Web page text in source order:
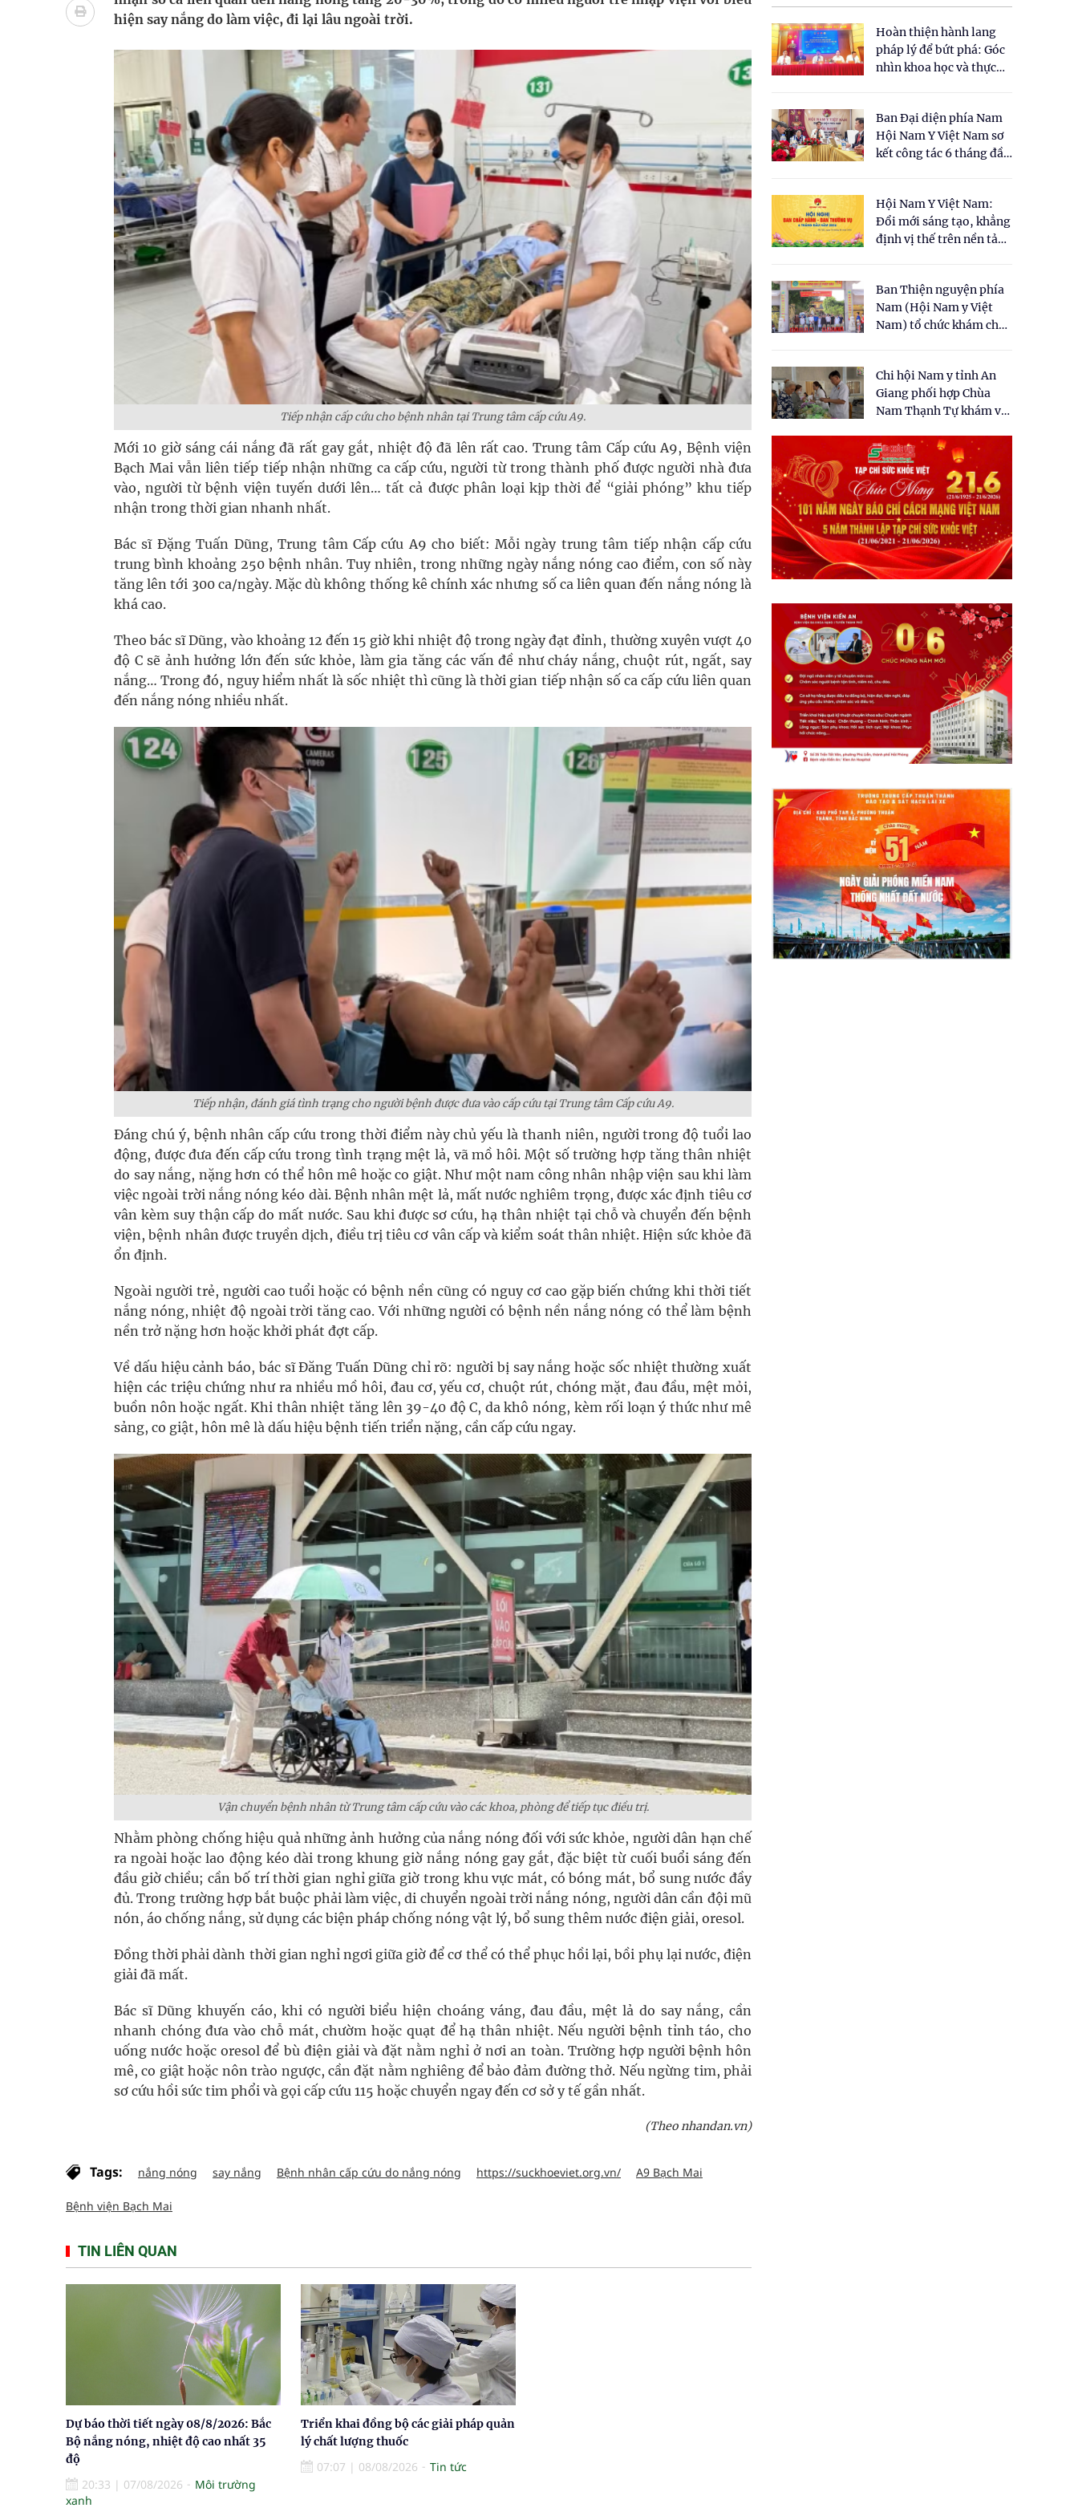
Nhiều lợi thế để nâng chất lượng y tế
Tầm soát sớm ung thư vú giúp cứu sống hàng nghìn phụ nữ mỗi năm
Giải pháp nâng cao thị lực thời hiện đại
hiện say nắng do làm việc, đi lại lâu ngoài trời.
Tiếp nhận cấp cứu cho bệnh nhân tại Trung tâm cấp cứu A9.
Mới 10 giờ sáng cái nắng đã rất gay gắt, nhiệt độ đã lên rất cao. Trung tâm Cấp cứu A9, Bệnh viện
Bạch Mai vẫn liên tiếp tiếp nhận những ca cấp cứu, người từ trong thành phố được người nhà đưa
vào, người từ bệnh viện tuyến dưới lên… tất cả được phân loại kịp thời để “giải phóng” khu tiếp
nhận trong thời gian nhanh nhất.
Bác sĩ Đặng Tuấn Dũng, Trung tâm Cấp cứu A9 cho biết: Mỗi ngày trung tâm tiếp nhận cấp cứu
trung bình khoảng 250 bệnh nhân. Tuy nhiên, trong những ngày nắng nóng cao điểm, con số này
tăng lên tới 300 ca/ngày. Mặc dù không thống kê chính xác nhưng số ca liên quan đến nắng nóng là
khá cao.
Theo bác sĩ Dũng, vào khoảng 12 đến 15 giờ khi nhiệt độ trong ngày đạt đỉnh, thường xuyên vượt 40
độ C sẽ ảnh hưởng lớn đến sức khỏe, làm gia tăng các vấn đề như cháy nắng, chuột rút, ngất, say
nắng… Trong đó, nguy hiểm nhất là sốc nhiệt thì cũng là thời gian tiếp nhận số ca cấp cứu liên quan
đến nắng nóng nhiều nhất.
Tiếp nhận, đánh giá tình trạng cho người bệnh được đưa vào cấp cứu tại Trung tâm Cấp cứu A9.
Đáng chú ý, bệnh nhân cấp cứu trong thời điểm này chủ yếu là thanh niên, người trong độ tuổi lao
động, được đưa đến cấp cứu trong tình trạng mệt lả, vã mồ hôi. Một số trường hợp tăng thân nhiệt
do say nắng, nặng hơn có thể hôn mê hoặc co giật. Như một nam công nhân nhập viện sau khi làm
việc ngoài trời nắng nóng kéo dài. Bệnh nhân mệt lả, mất nước nghiêm trọng, được xác định tiêu cơ
vân kèm suy thận cấp do mất nước. Sau khi được sơ cứu, hạ thân nhiệt tại chỗ và chuyển đến bệnh
viện, bệnh nhân được truyền dịch, điều trị tiêu cơ vân cấp và kiểm soát thân nhiệt. Hiện sức khỏe đã
ổn định.
Ngoài người trẻ, người cao tuổi hoặc có bệnh nền cũng có nguy cơ cao gặp biến chứng khi thời tiết
nắng nóng, nhiệt độ ngoài trời tăng cao. Với những người có bệnh nền nắng nóng có thể làm bệnh
nền trở nặng hơn hoặc khởi phát đợt cấp.
Về dấu hiệu cảnh báo, bác sĩ Đăng Tuấn Dũng chỉ rõ: người bị say nắng hoặc sốc nhiệt thường xuất
hiện các triệu chứng như ra nhiều mồ hôi, đau cơ, yếu cơ, chuột rút, chóng mặt, đau đầu, mệt mỏi,
buồn nôn hoặc ngất. Khi thân nhiệt tăng lên 39-40 độ C, da khô nóng, kèm rối loạn ý thức như mê
sảng, co giật, hôn mê là dấu hiệu bệnh tiến triển nặng, cần cấp cứu ngay.
Vận chuyển bệnh nhân từ Trung tâm cấp cứu vào các khoa, phòng để tiếp tục điều trị.
Nhằm phòng chống hiệu quả những ảnh hưởng của nắng nóng đối với sức khỏe, người dân hạn chế
ra ngoài hoặc lao động kéo dài trong khung giờ nắng nóng gay gắt, đặc biệt từ cuối buổi sáng đến
đầu giờ chiều; cần bố trí thời gian nghỉ giữa giờ trong khu vực mát, có bóng mát, bổ sung nước đầy
đủ. Trong trường hợp bắt buộc phải làm việc, di chuyển ngoài trời nắng nóng, người dân cần đội mũ
nón, áo chống nắng, sử dụng các biện pháp chống nóng vật lý, bổ sung thêm nước điện giải, oresol.
Đồng thời phải dành thời gian nghỉ ngơi giữa giờ để cơ thể có thể phục hồi lại, bồi phụ lại nước, điện
giải đã mất.
Bác sĩ Dũng khuyến cáo, khi có người biểu hiện choáng váng, đau đầu, mệt lả do say nắng, cần
nhanh chóng đưa vào chỗ mát, chườm hoặc quạt để hạ thân nhiệt. Nếu người bệnh tỉnh táo, cho
uống nước hoặc oresol để bù điện giải và đặt nằm nghỉ ở nơi an toàn. Trường hợp người bệnh hôn
mê, co giật hoặc nôn trào ngược, cần đặt nằm nghiêng để bảo đảm đường thở. Nếu ngừng tim, phải
sơ cứu hồi sức tim phổi và gọi cấp cứu 115 hoặc chuyển ngay đến cơ sở y tế gần nhất.
(Theo nhandan.vn)
Tags: nắng nóng say nắng Bệnh nhân cấp cứu do nắng nóng https://suckhoeviet.org.vn/ A9 Bạch Mai
Bệnh viện Bạch Mai
TIN LIÊN QUAN
Dự báo thời tiết ngày 08/8/2026: Bắc
Bộ nắng nóng, nhiệt độ cao nhất 35
độ
20:33 | 07/08/2026
Môi trường
xanh
Triển khai đồng bộ các giải pháp quản
lý chất lượng thuốc
07:07 | 08/08/2026 Tin tức
Hoàn thiện hành lang
pháp lý để bứt phá: Góc
nhìn khoa học và thực
cho Luật Y dược cổ
truyền Việt Nam"
Ban Đại diện phía Nam
Hội Nam Y Việt Nam sơ
kết công tác 6 tháng đầu
Hội Nam Y Việt Nam:
Đổi mới sáng tạo, khẳng
định vị thế trên nền tảng
Ban Thiện nguyện phía
Nam (Hội Nam y Việt
Nam) tổ chức khám chữa
dân tại xã Tân Tập
Chi hội Nam y tỉnh An
Giang phối hợp Chùa
Nam Thạnh Tự khám và
nhân dân